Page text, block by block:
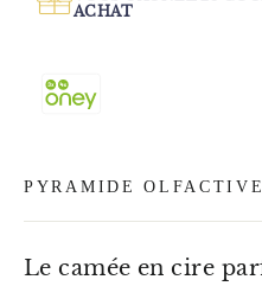
ACHAT
PYRAMIDE OLFACTIVE
Le camée en cire